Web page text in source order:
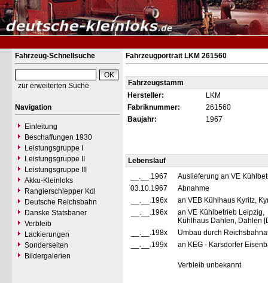
Fahrzeug-Schnellsuche
zur erweiterten Suche
Navigation
Einleitung
Beschaffungen 1930
Leistungsgruppe I
Leistungsgruppe II
Leistungsgruppe III
Akku-Kleinloks
Rangierschlepper Kdl
Deutsche Reichsbahn
Danske Statsbaner
Verbleib
Lackierungen
Sonderseiten
Bildergalerien
Fahrzeugportrait LKM 261560
Fahrzeugstamm
Hersteller:
LKM
Fabriknummer:
261560
Baujahr:
1967
Lebenslauf
__.__.1967
Auslieferung an VE
03.10.1967
Abnahme
__.__.196x
an VEB Kühlhaus Kyritz,
__.__.196x
an VE Kühlbetrieb Leipzig,
Kühlhaus Dahlen, Dahlen
__.__.198x
Umbau durch
__.__.199x
an KEG - Karsdorfer
Verbleib unbekannt